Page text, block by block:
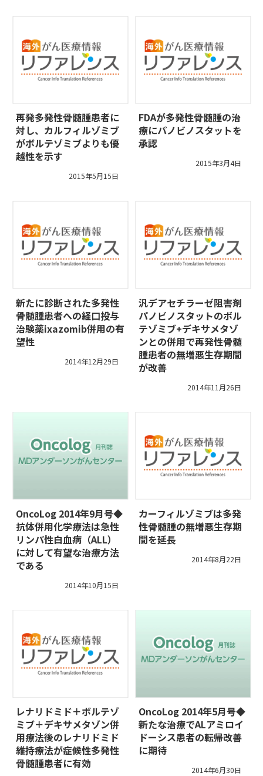
再発多発性骨髄腫患者に
対し、カルフィルゾミブ
がボルテゾミブよりも優
越性を示す
2015年5月15日
FDAが多発性骨髄腫の治
療にパノビノスタットを
承認
2015年3月4日
新たに診断された多発性
骨髄腫患者への経口投与
治験薬ixazomib併用の有
望性
2014年12月29日
汎デアセチラーゼ阻害剤
パノビノスタットのボル
テゾミブ+デキサメタゾ
ンとの併用で再発性骨髄
腫患者の無増悪生存期間
が改善
2014年11月26日
OncoLog 2014年9月号◆
抗体併用化学療法は急性
リンパ性白血病（ALL）
に対して有望な治療方法
である
2014年10月15日
カーフィルゾミブは多発
性骨髄腫の無増悪生存期
間を延長
2014年8月22日
レナリドミド＋ボルテゾ
ミブ＋デキサメタゾン併
用療法後のレナリドミド
維持療法が症候性多発性
骨髄腫患者に有効
OncoLog 2014年5月号◆
新たな治療でALアミロイ
ドーシス患者の転帰改善
に期待
2014年6月30日